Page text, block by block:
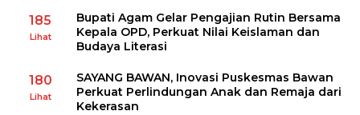
185
Lihat
Bupati Agam Gelar Pengajian Rutin Bersama
Kepala OPD, Perkuat Nilai Keislaman dan
Budaya Literasi
180
Lihat
SAYANG BAWAN, Inovasi Puskesmas Bawan
Perkuat Perlindungan Anak dan Remaja dari
Kekerasan